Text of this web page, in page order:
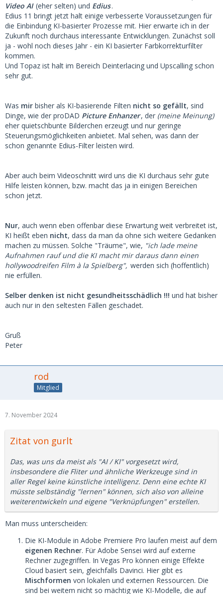
Video AI (eher selten) und Edius.
Edius 11 bringt jetzt halt einige verbesserte Voraussetzungen für
die Einbindung KI-basierter Prozesse mit. Hier erwarte ich in der
Zukunft noch durchaus interessante Entwicklungen. Zunächst soll
ja - wohl noch dieses Jahr - ein KI basierter Farbkorrekturfilter
kommen.
Und Topaz ist halt im Bereich Deinterlacing und Upscalling schon
sehr gut.
Was mir bisher als KI-basierende Filten nicht so gefällt, sind
Dinge, wie der proDAD Picture Enhanzer, der (meine Meinung)
eher quietschbunte Bilderchen erzeugt und nur geringe
Steuerungsmöglichkeiten anbietet. Mal sehen, was dann der
schon genannte Edius-Filter leisten wird.
Aber auch beim Videoschnitt wird uns die KI durchaus sehr gute
Hilfe leisten können, bzw. macht das ja in einigen Bereichen
schon jetzt.
Nur, auch wenn eben offenbar diese Erwartung weit verbreitet ist,
KI heißt eben nicht, dass da man da ohne sich weitere Gedanken
machen zu müssen. Solche "Träume", wie, "ich lade meine
Aufnahmen rauf und die KI macht mir daraus dann einen
hollywoodreifen Film à la Spielberg", werden sich (hoffentlich)
nie erfüllen.
Selber denken ist nicht gesundheitsschädlich !!! und hat bisher
auch nur in den seltesten Fällen geschadet.
Gruß
Peter
rod
Mitglied
7. November 2024
Zitat von gurlt
Das, was uns da meist als "AI / KI" vorgesetzt wird,
insbesondere die Fliter und ähnliche Werkzeuge sind in
aller Regel keine künstliche intelligenz. Denn eine echte KI
müsste selbständig "lernen" können, sich also von alleine
weiterentwickeln und eigene "Verknüpfungen" erstellen.
Man muss unterscheiden:
Die KI-Module in Adobe Premiere Pro laufen meist auf dem
eigenen Rechner. Für Adobe Sensei wird auf externe
Rechner zugegriffen. In Vegas Pro können einige Effekte
Cloud basiert sein, gleichfalls Davinci. Hier gibt es
Mischformen von lokalen und externen Ressourcen. Die
sind bei weitem nicht so mächtig wie KI-Modelle, die auf